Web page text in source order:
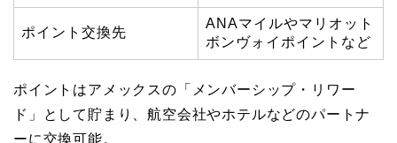
ポイント交換先
ANAマイルやマリオット
ボンヴォイポイントなど
ポイントはアメックスの「メンバーシップ・リワー
ド」として貯まり、航空会社やホテルなどのパートナ
ーに交換可能。